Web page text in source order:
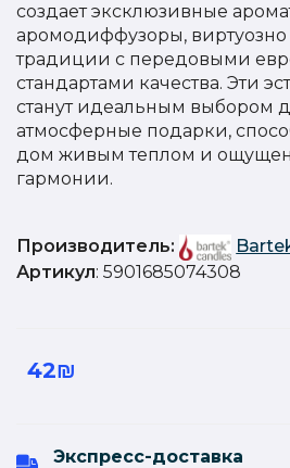
создает эксклюзивные
аромодиффузоры,
традиции с передовыми
стандартами качества. Эти
станут идеальным выбором
атмосферные подарки,
дом живым теплом и
гармонии.
Производитель:
Артикул: 5901685074308
42₪
Экспресс-доставка